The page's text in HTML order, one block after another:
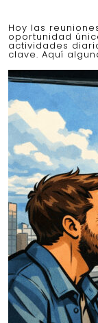
Hoy las
oportunidad
actividades
clave. Aquí